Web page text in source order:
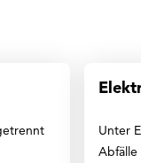
Unter
Abfälle